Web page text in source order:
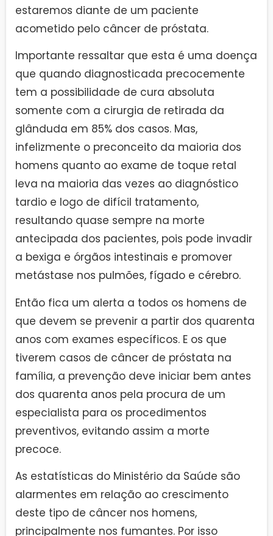
estaremos diante de um paciente
acometido pelo câncer de próstata.
Importante ressaltar que esta é uma doença
que quando diagnosticada precocemente
tem a possibilidade de cura absoluta
somente com a cirurgia de retirada da
glânduda em 85% dos casos. Mas,
infelizmente o preconceito da maioria dos
homens quanto ao exame de toque retal
leva na maioria das vezes ao diagnóstico
tardio e logo de difícil tratamento,
resultando quase sempre na morte
antecipada dos pacientes, pois pode invadir
a bexiga e órgãos intestinais e promover
metástase nos pulmões, fígado e cérebro.
Então fica um alerta a todos os homens de
que devem se prevenir a partir dos quarenta
anos com exames específicos. E os que
tiverem casos de câncer de próstata na
família, a prevenção deve iniciar bem antes
dos quarenta anos pela procura de um
especialista para os procedimentos
preventivos, evitando assim a morte
precoce.
As estatísticas do Ministério da Saúde são
alarmentes em relação ao crescimento
deste tipo de câncer nos homens,
principalmente nos fumantes. Por isso